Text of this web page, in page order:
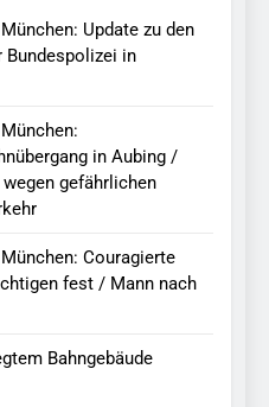
Update zu den
Bundespolizei in
in Aubing /
gefährlichen
Couragierte
fest / Mann nach
Bahngebäude